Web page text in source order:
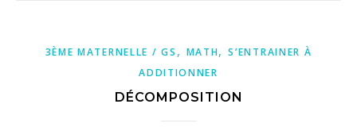
3ÈME MATERNELLE / GS , MATH,S’ENTRAINER À
ADDITIONNER
DÉCOMPOSITION